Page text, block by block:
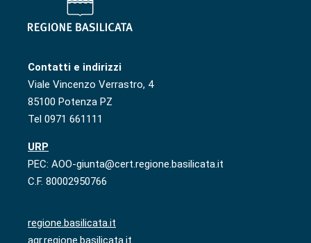
Contatti e indirizzi
Viale Vincenzo Verrastro, 4
85100 Potenza PZ
Tel 0971 661111
URP
PEC: AOO-giunta@cert.regione.basilicata.it
C.F. 80002950766
regione.basilicata.it
agr.regione.basilicata.it